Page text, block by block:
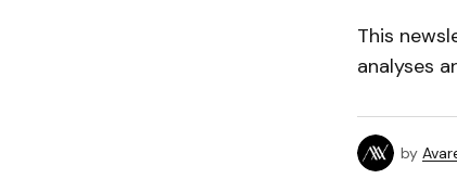
This
analyses
by